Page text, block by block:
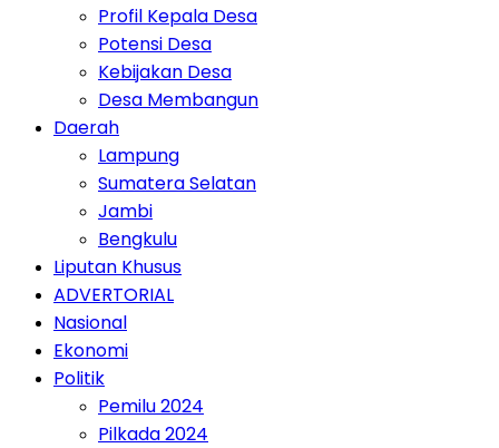
Profil Kepala Desa
Potensi Desa
Kebijakan Desa
Desa Membangun
Daerah
Lampung
Sumatera Selatan
Jambi
Bengkulu
Liputan Khusus
ADVERTORIAL
Nasional
Ekonomi
Politik
Pemilu 2024
Pilkada 2024